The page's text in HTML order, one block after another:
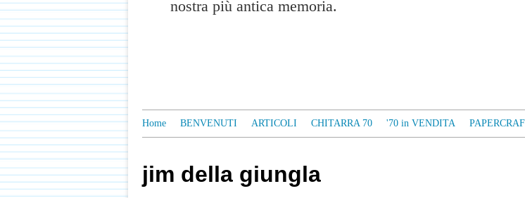
nostra più antica memoria.
Home BENVENUTI ARTICOLI CHITARRA 70 '70 in VENDITA
jim della giungla